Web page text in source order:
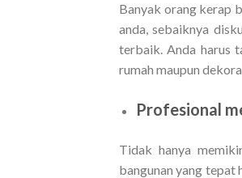
Banyak orang kerap
anda, sebaiknya
terbaik. Anda harus
rumah maupun
Profesional
Tidak hanya
bangunan yang tepat